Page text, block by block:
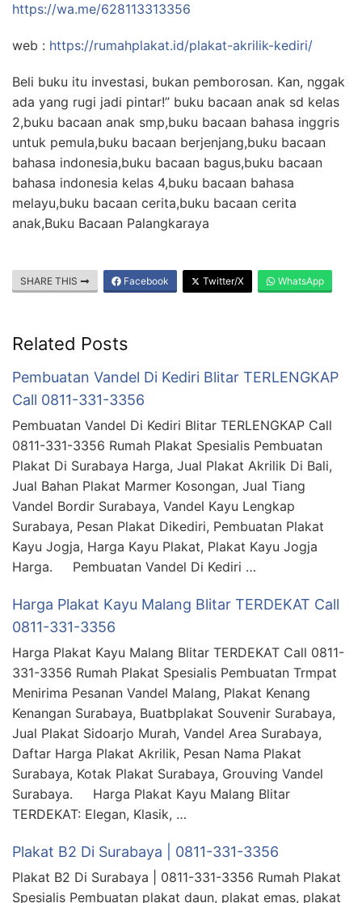
https://wa.me/628113313356
web : https://rumahplakat.id/plakat-akrilik-kediri/
Beli buku itu investasi, bukan pemborosan. Kan, nggak
ada yang rugi jadi pintar!” buku bacaan anak sd kelas
2,buku bacaan anak smp,buku bacaan bahasa inggris
untuk pemula,buku bacaan berjenjang,buku bacaan
bahasa indonesia,buku bacaan bagus,buku bacaan
bahasa indonesia kelas 4,buku bacaan bahasa
melayu,buku bacaan cerita,buku bacaan cerita
anak,Buku Bacaan Palangkaraya
SHARE THIS Facebook Twitter/X WhatsApp
Related Posts
Pembuatan Vandel Di Kediri Blitar TERLENGKAP
Call 0811-331-3356
Pembuatan Vandel Di Kediri Blitar TERLENGKAP Call
0811-331-3356 Rumah Plakat Spesialis Pembuatan
Plakat Di Surabaya Harga, Jual Plakat Akrilik Di Bali,
Jual Bahan Plakat Marmer Kosongan, Jual Tiang
Vandel Bordir Surabaya, Vandel Kayu Lengkap
Surabaya, Pesan Plakat Dikediri, Pembuatan Plakat
Kayu Jogja, Harga Kayu Plakat, Plakat Kayu Jogja
Harga. Pembuatan Vandel Di Kediri …
Harga Plakat Kayu Malang Blitar TERDEKAT Call
0811-331-3356
Harga Plakat Kayu Malang Blitar TERDEKAT Call 0811-
331-3356 Rumah Plakat Spesialis Pembuatan Trmpat
Menirima Pesanan Vandel Malang, Plakat Kenang
Kenangan Surabaya, Buatbplakat Souvenir Surabaya,
Jual Plakat Sidoarjo Murah, Vandel Area Surabaya,
Daftar Harga Plakat Akrilik, Pesan Nama Plakat
Surabaya, Kotak Plakat Surabaya, Grouving Vandel
Surabaya. Harga Plakat Kayu Malang Blitar
TERDEKAT: Elegan, Klasik, …
Plakat B2 Di Surabaya | 0811-331-3356
Plakat B2 Di Surabaya | 0811-331-3356 Rumah Plakat
Spesialis Pembuatan plakat daun, plakat emas, plakat